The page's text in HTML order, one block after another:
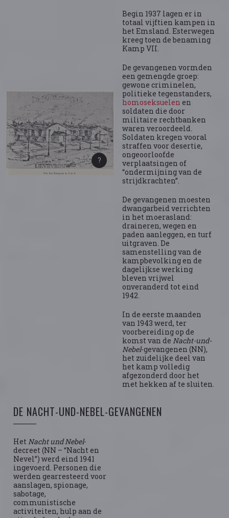
Begin 1937 lagen er in
totaal vijftien kampen in
het Emsland. Esterwegen
kreeg toen de benaming
Kamp VII.
De gevangenen vormden
een gemengde groep:
gewone criminelen,
politieke tegenstanders,
homoseksuelen en
soldaten die door
militaire rechtbanken
waren veroordeeld.
Soldaten kregen vooral
straffen voor desertie,
ongeoorloofde
verplaatsingen of
“ondermijning van de
strijdkrachten”.
De gevangenen moesten
dwangarbeid verrichten
in het moerasland:
draineren, wegen en
paden aanleggen, en turf
uitgraven. De
samenstelling van de
kampbevolking en de
dagelijkse werking
bleven vrijwel
onveranderd tot eind
1942.
In de eerste maanden
van 1943 werd, ter
voorbereiding op de
komst van de Nacht-und-
Nebel-gevangenen (NN),
het zuidelijke deel van
het kamp volledig
afgezonderd door het
met hekken af te sluiten.
DE NACHT-UND-NEBEL-GEVANGENEN
HetNacht und Nebel-
decreet (NN – “Nacht en
Nevel”) werd eind 1941
ingevoerd. Personen die
werden gearresteerd voor
aanslagen, spionage,
sabotage,
communistische
activiteiten, hulp aan de